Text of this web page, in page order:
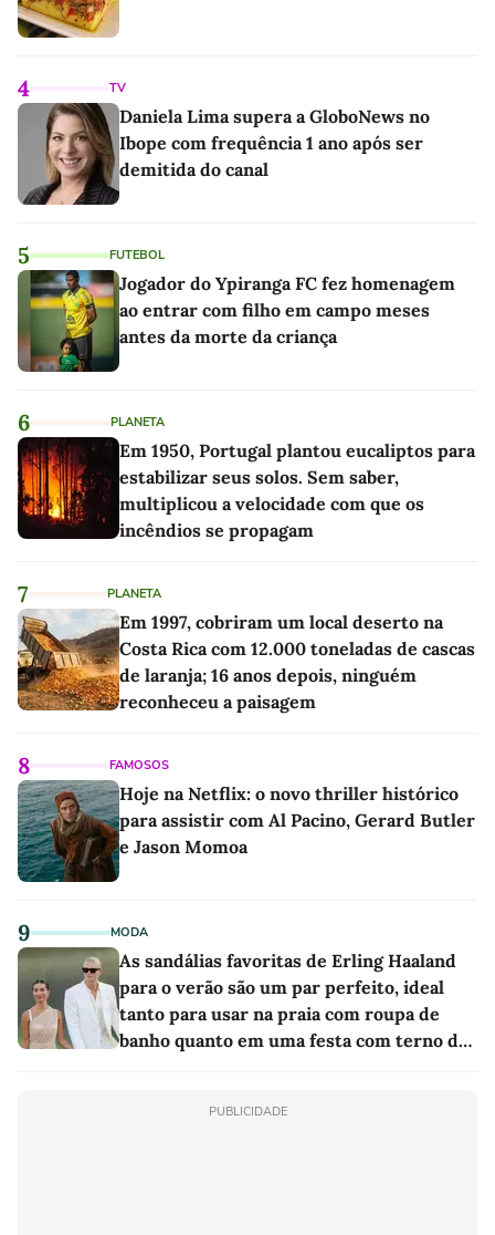
4 TV
Daniela Lima supera a GloboNews no
Ibope com frequência 1 ano após ser
demitida do canal
5 FUTEBOL
Jogador do Ypiranga FC fez homenagem
ao entrar com filho em campo meses
antes da morte da criança
6 PLANETA
Em 1950, Portugal plantou eucaliptos para
estabilizar seus solos. Sem saber,
multiplicou a velocidade com que os
incêndios se propagam
7 PLANETA
Em 1997, cobriram um local deserto na
Costa Rica com 12.000 toneladas de cascas
de laranja; 16 anos depois, ninguém
reconheceu a paisagem
8 FAMOSOS
Hoje na Netflix: o novo thriller histórico
para assistir com Al Pacino, Gerard Butler
e Jason Momoa
9 MODA
As sandálias favoritas de Erling Haaland
para o verão são um par perfeito, ideal
tanto para usar na praia com roupa de
banho quanto em uma festa com terno de
PUBLICIDADE